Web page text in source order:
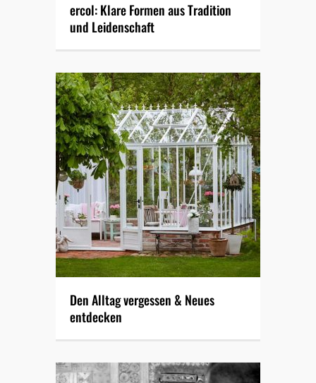
ercol: Klare Formen aus Tradition
und Leidenschaft
Den Alltag vergessen & Neues
entdecken